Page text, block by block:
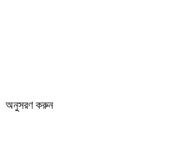
অনুসরণ করুন